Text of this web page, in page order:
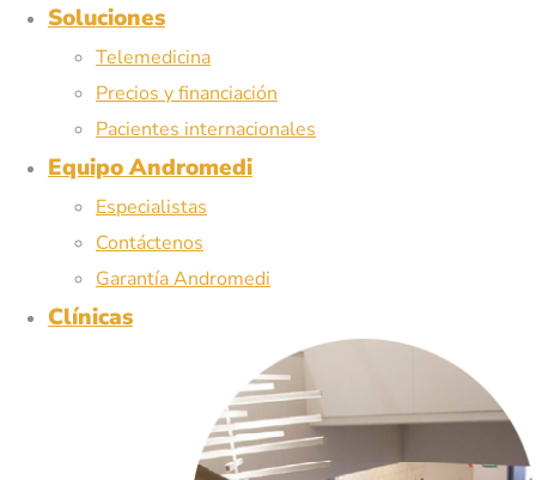
Soluciones
Telemedicina
Precios y financiación
Pacientes internacionales
Equipo Andromedi
Especialistas
Contáctenos
Garantía Andromedi
Clínicas